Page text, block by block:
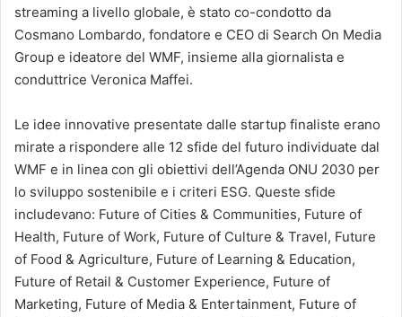
streaming a livello globale, è stato co-condotto da
Cosmano Lombardo, fondatore e CEO di Search On Media
Group e ideatore del WMF, insieme alla giornalista e
conduttrice Veronica Maffei.
Le idee innovative presentate dalle startup finaliste erano
mirate a rispondere alle 12 sfide del futuro individuate dal
WMF e in linea con gli obiettivi dell’Agenda ONU 2030 per
lo sviluppo sostenibile e i criteri ESG. Queste sfide
includevano: Future of Cities & Communities, Future of
Health, Future of Work, Future of Culture & Travel, Future
of Food & Agriculture, Future of Learning & Education,
Future of Retail & Customer Experience, Future of
Marketing, Future of Media & Entertainment, Future of